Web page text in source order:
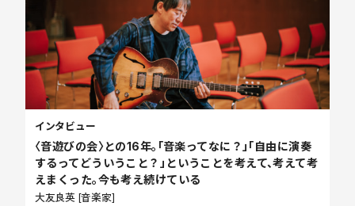
〈音遊びの会〉との16年。「音楽ってなに？」「自由に演奏
するってどういうこと？」ということを考えて、考えて考
えまくった。今も考え続けている
大友良英 [音楽家]
インタビュー